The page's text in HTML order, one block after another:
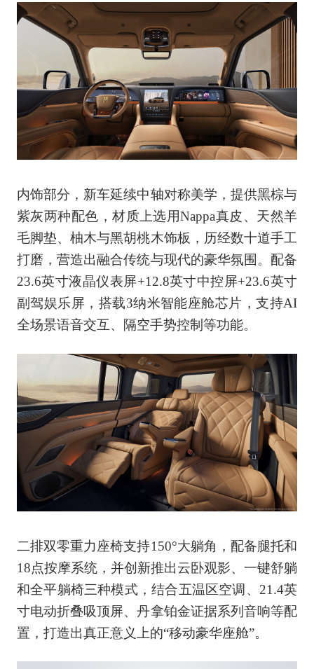
内饰部分，新车延续中轴对称美学，提供黑棕与
紫灰两种配色，材质上选用Nappa真皮、天然羊
毛脚垫、柚木与黑胡桃木饰板，历经数十道手工
打磨，营造出融合传统与现代的豪华氛围。配备
23.6英寸液晶仪表屏+12.8英寸中控屏+23.6英寸
副驾娱乐屏，搭载3纳米智能座舱芯片，支持AI
全场景语音交互、隔空手势控制等功能。
二排双零重力座椅支持150°大躺角，配备腿托和
18点按摩系统，并创新推出云卧观影、一键舒躺
和全平躺椅三种模式，结合五温区空调、21.4英
寸电动折叠吸顶屏、丹拿铂金证据系列音响等配
置，打造出真正意义上的“移动豪华座舱”。